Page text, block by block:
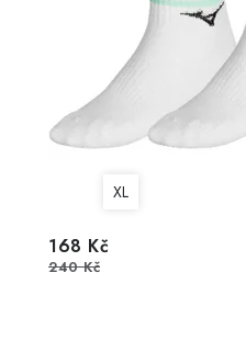
XL
168 Kč
240 Kč